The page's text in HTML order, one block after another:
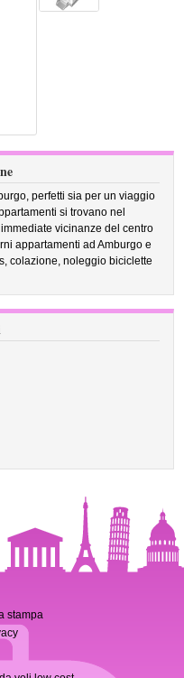
perfetti sia per un viaggio
si trovano nel
vicinanze del centro
appartamenti ad Amburgo e
colazione, noleggio biciclette
stampa